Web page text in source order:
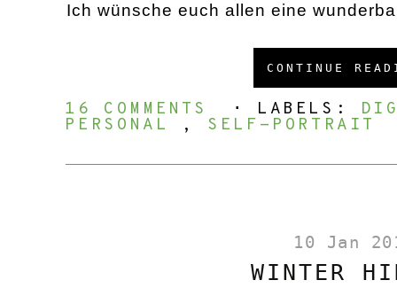
Ich wünsche euch allen eine
CONTINUE
16 COMMENTS ⋅ LABELS:
PERSONAL , SELF-PORTRAIT
10 Jan
WINTER